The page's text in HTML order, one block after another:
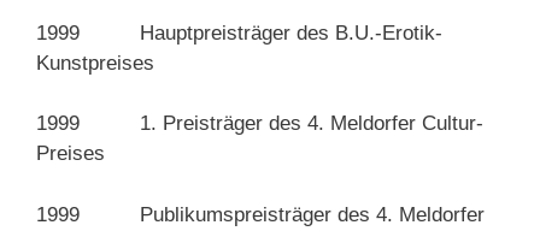
1999 Hauptpreisträger des B.U.-Erotik-
Kunstpreises
1999 1. Preisträger des 4. Meldorfer Cultur-
Preises
1999 Publikumspreisträger des 4. Meldorfer